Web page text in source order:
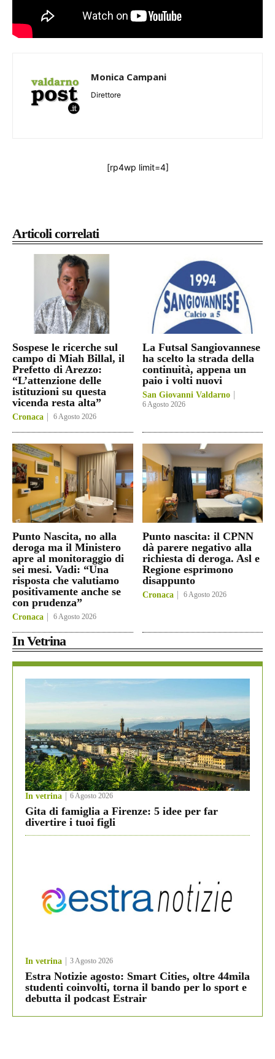
Articoli correlati
Sospese le ricerche sul
campo di Miah Billal, il
Prefetto di Arezzo:
“L’attenzione delle
istituzioni su questa
vicenda resta alta”
Cronaca 6 Agosto 2026
La Futsal Sangiovannese
ha scelto la strada della
continuità, appena un
paio i volti nuovi
San Giovanni Valdarno
6 Agosto 2026
Punto Nascita, no alla
deroga ma il Ministero
apre al monitoraggio di
sei mesi. Vadi: “Una
risposta che valutiamo
positivamente anche se
con prudenza”
Cronaca 6 Agosto 2026
Punto nascita: il CPNN
dà parere negativo alla
richiesta di deroga. Asl e
Regione esprimono
disappunto
Cronaca 6 Agosto 2026
In Vetrina
In vetrina 6 Agosto 2026
Gita di famiglia a Firenze: 5 idee per far
divertire i tuoi figli
In vetrina 3 Agosto 2026
Estra Notizie agosto: Smart Cities, oltre 44mila
studenti coinvolti, torna il bando per lo sport e
debutta il podcast Estrair
Monica Campani
Direttore
[rp4wp limit=4]